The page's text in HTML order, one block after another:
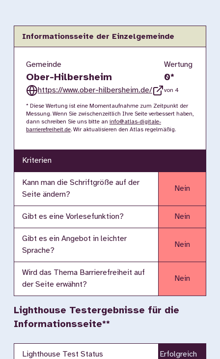
Informationsseite der Einzelgemeinde
Gemeinde
Ober-Hilbersheim
https://www.ober-hilbersheim.de/
Wertung
0*
von 4
* Diese Wertung ist eine Momentaufnahme zum Zeitpunkt der
Messung. Wenn Sie zwischenzeitlich Ihre Seite verbessert haben,
dann schreiben Sie uns bitte an info@atlas-digitale-
barrierefreiheit.de. Wir aktualisieren den Atlas regelmäßig.
Kriterien
Kann man die Schriftgröße auf der
Seite ändern?
Nein
Gibt es eine Vorlesefunktion? Nein
Gibt es ein Angebot in leichter
Sprache?
Nein
Wird das Thema Barrierefreiheit auf
der Seite erwähnt?
Nein
Lighthouse Testergebnisse für die
Informationsseite**
Lighthouse Test Status
Erfolgreich